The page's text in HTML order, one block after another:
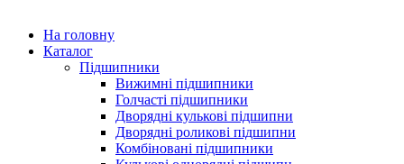
На головну
Каталог
Підшипники
Вижимні підшипники
Голчасті підшипники
Дворядні кулькові підшипни
Дворядні роликові підшипни
Комбіновані підшипники